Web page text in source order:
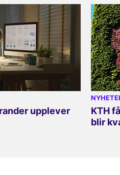
upplever
KTH
blir